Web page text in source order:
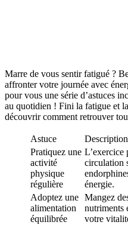
Marre de vous sentir fatigué ?
affronter votre journée avec
pour vous une série d’astuces
au quotidien ! Fini la fatigue et
découvrir comment retrouver
Astuce
Description
Pratiquez une
activité
physique
régulière
L’exercice
circulation
énergie.
Adoptez une
alimentation
équilibrée
Mangez
nutriments
votre